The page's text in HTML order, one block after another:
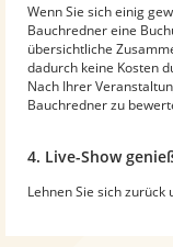
Wenn Sie sich einig
Bauchredner eine
übersichtliche
dadurch keine Kosten
Nach Ihrer
Bauchredner zu
4. Live-Show
Lehnen Sie sich